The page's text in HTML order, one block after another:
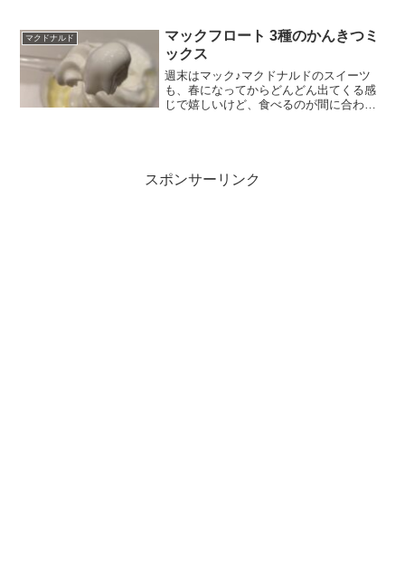
ます。トリプルスパイシーソースも気に
なったのですが、今回は、...
マクドナルド
マックフロート 3種のかんきつミ
ックス
週末はマック♪マクドナルドのスイーツ
も、春になってからどんどん出てくる感
じで嬉しいけど、食べるのが間に合わな
スポンサーリンク